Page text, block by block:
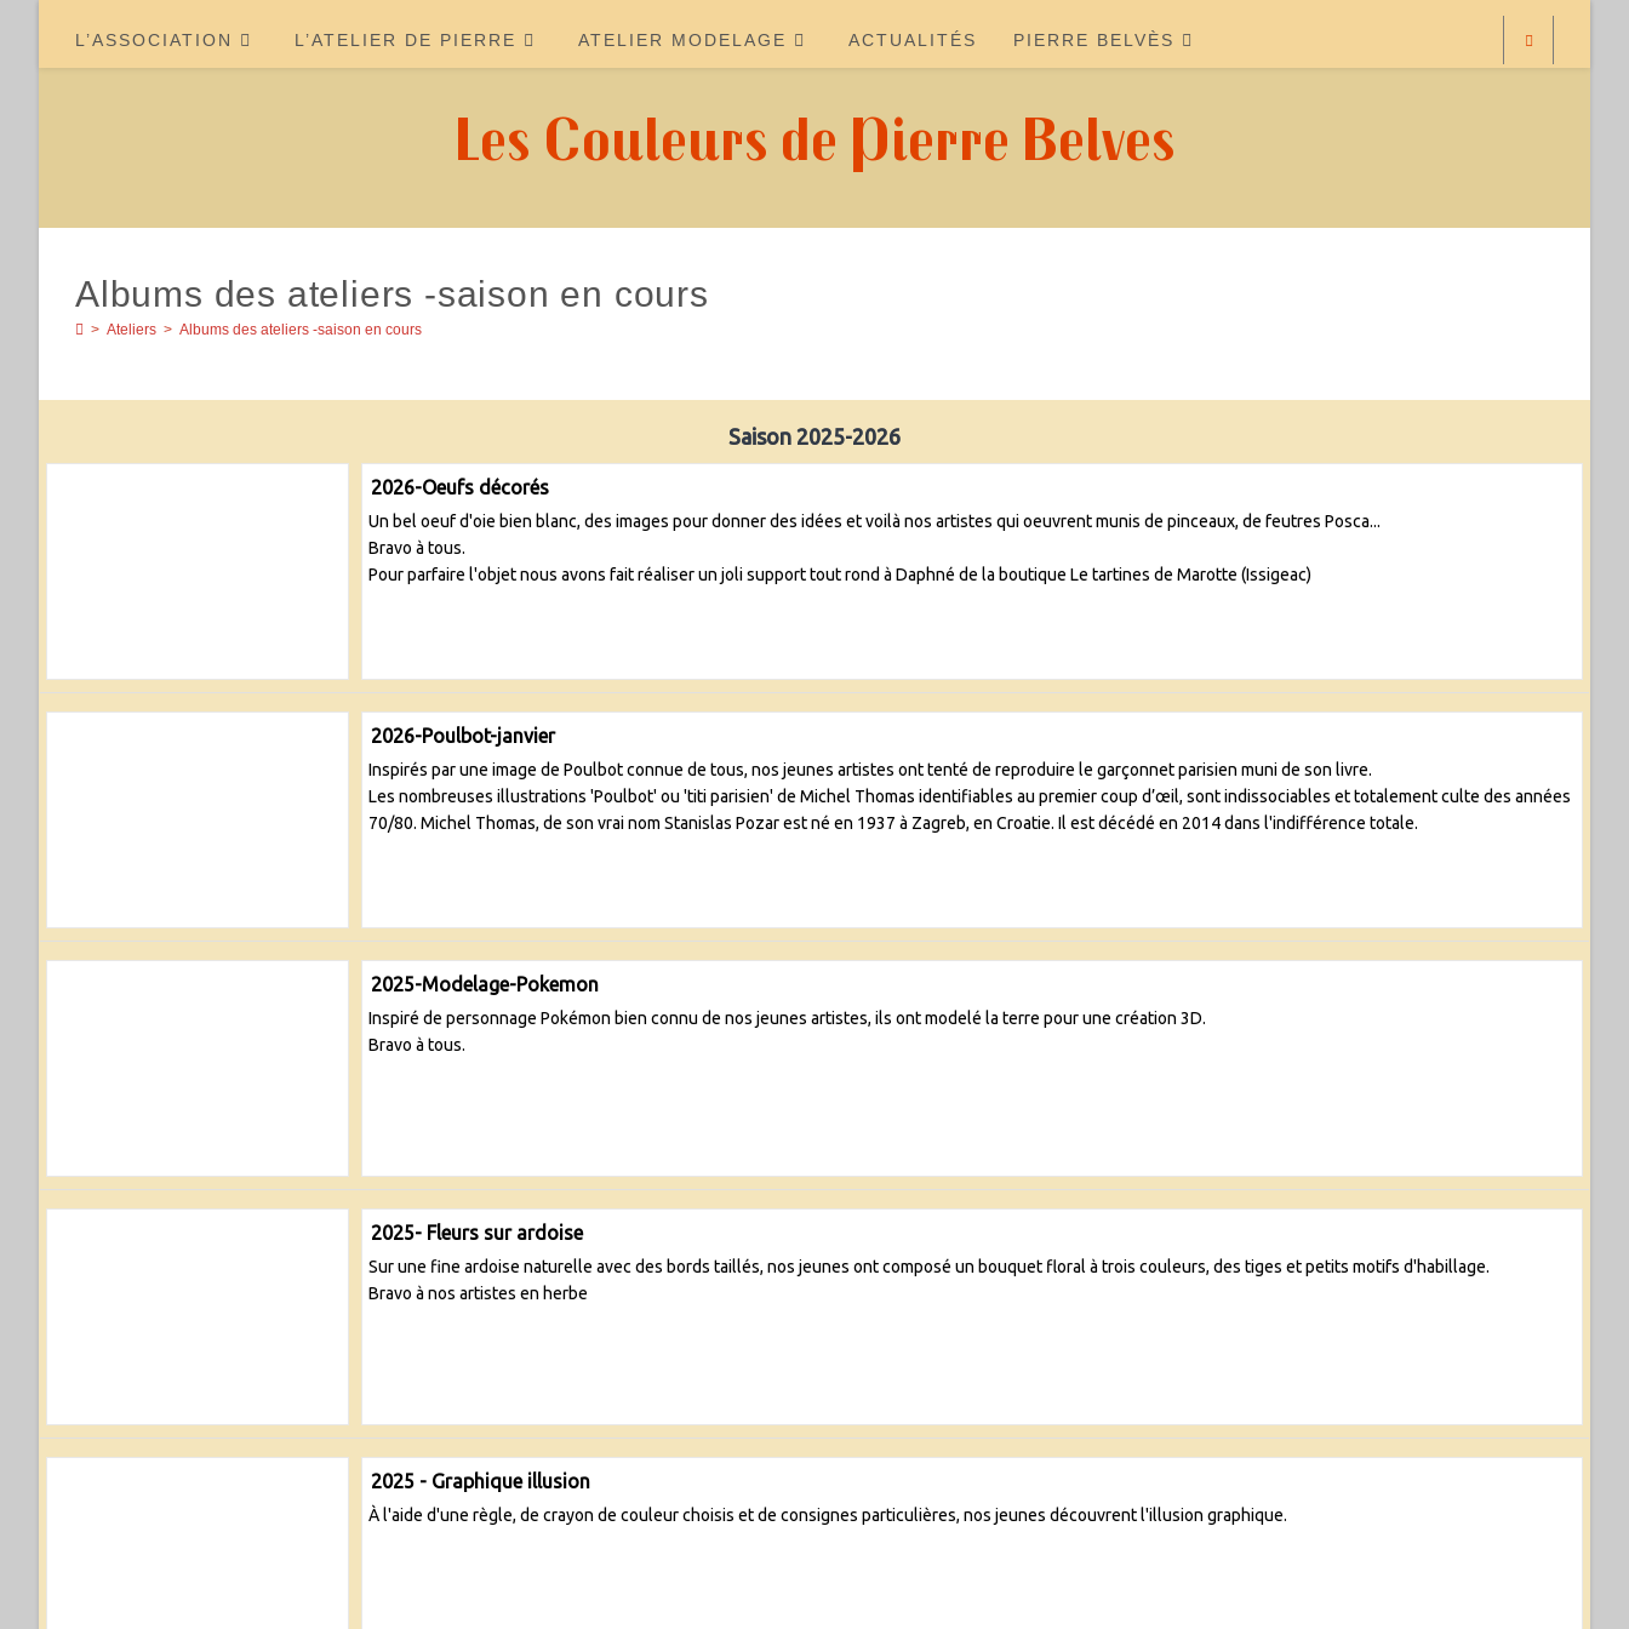
content
L’ASSOCIATION L’ATELIER DE PIERRE ATELIER MODELAGE ACTUALITÉS PIERRE BELVÈS
Les Couleurs de Pierre Belves
Albums des ateliers -saison en cours
> Ateliers > Albums des ateliers -saison en cours
Saison 2025-2026
2026-Oeufs décorés
Un bel oeuf d'oie bien blanc, des images pour donner des idées et voilà nos artistes qui oeuvrent munis de pinceaux, de feutres Posca...
Bravo à tous.
Pour parfaire l'objet nous avons fait réaliser un joli support tout rond à Daphné de la boutique Le tartines de Marotte (Issigeac)
2026-Poulbot-janvier
Inspirés par une image de Poulbot connue de tous, nos jeunes artistes ont tenté de reproduire le garçonnet parisien muni de son livre.
Les nombreuses illustrations 'Poulbot' ou 'titi parisien' de Michel Thomas identifiables au premier coup d’œil, sont indissociables et totalement culte des années
70/80. Michel Thomas, de son vrai nom Stanislas Pozar est né en 1937 à Zagreb, en Croatie. Il est décédé en 2014 dans l'indifférence totale.
2025-Modelage-Pokemon
Inspiré de personnage Pokémon bien connu de nos jeunes artistes, ils ont modelé la terre pour une création 3D.
Bravo à tous.
2025- Fleurs sur ardoise
Sur une fine ardoise naturelle avec des bords taillés, nos jeunes ont composé un bouquet floral à trois couleurs, des tiges et petits motifs d'habillage.
Bravo à nos artistes en herbe
2025 - Graphique illusion
À l'aide d'une règle, de crayon de couleur choisis et de consignes particulières, nos jeunes découvrent l'illusion graphique.